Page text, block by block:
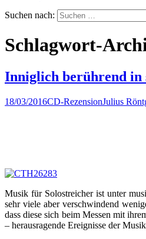
Suchen nach:
Schlagwort-
Inniglich berührend
18/03/2016CD-RezensionJulius
Musik für Solostreicher ist unter
sehr viele aber verschwindend
dass diese sich beim Messen mit
– herausragende Ereignisse der